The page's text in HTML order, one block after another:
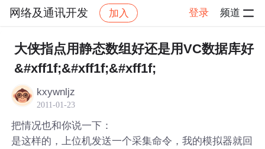
网络及通讯开发 加入 登录 频道
社区 网络及通讯开发 帖子详情
大侠指点用静态数组好还是用VC数据库好
&#xff1f;&#xff1f;&#xff1f;
kxywnljz
2011-01-23
把情况也和你说一下：
是这样的，上位机发送一个采集命令，我的模拟器就回